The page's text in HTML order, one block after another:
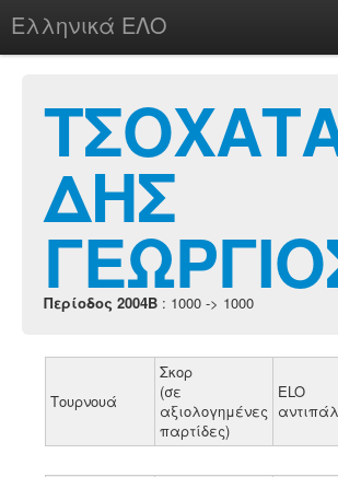
Ελληνικά ΕΛΟ
chesstu.be @ discord
Login
ΔΗΣ
Περίοδος 2004B : 1000 -> 1000
Τουρνουά
Σκορ
(σε
αξιολογημένες
παρτίδες)
ELO